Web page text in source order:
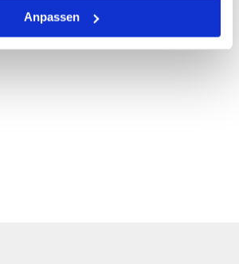
Anpassen